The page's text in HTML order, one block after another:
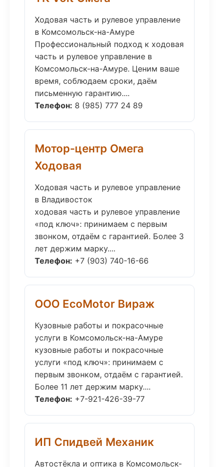
Ходовая часть и рулевое управление
в Комсомольск-на-Амуре
Профессиональный подход к ходовая
часть и рулевое управление в
Комсомольск-на-Амуре. Ценим ваше
время, соблюдаем сроки, даём
письменную гарантию....
Телефон: 8 (985) 777 24 89
Мотор-центр Омега
Ходовая
Ходовая часть и рулевое управление
в Владивосток
ходовая часть и рулевое управление
«под ключ»: принимаем с первым
звонком, отдаём с гарантией. Более 3
лет держим марку....
Телефон: +7 (903) 740-16-66
ООО EcoMotor Вираж
Кузовные работы и покрасочные
услуги в Комсомольск-на-Амуре
кузовные работы и покрасочные
услуги «под ключ»: принимаем с
первым звонком, отдаём с гарантией.
Более 11 лет держим марку....
Телефон: +7-921-426-39-77
ИП Спидвей Механик
Автостёкла и оптика в Комсомольск-